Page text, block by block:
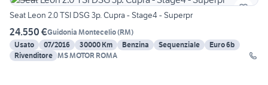
Seat Leon 2.0 TSI DSG 3p. Cupra - Stage4 - Superpr
24.550 €Guidonia Montecelio(RM)
Usato
07/2016 30000 Km Benzina Sequenziale
Euro 6b
Rivenditore MS MOTOR ROMA